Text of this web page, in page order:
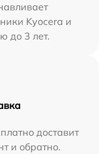
Kyocera и
до 3 лет.
доставит
и обратно.